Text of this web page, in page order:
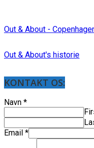
Out & About -
Out & About's historie
KONTAKT OS:
Navn *
Email *